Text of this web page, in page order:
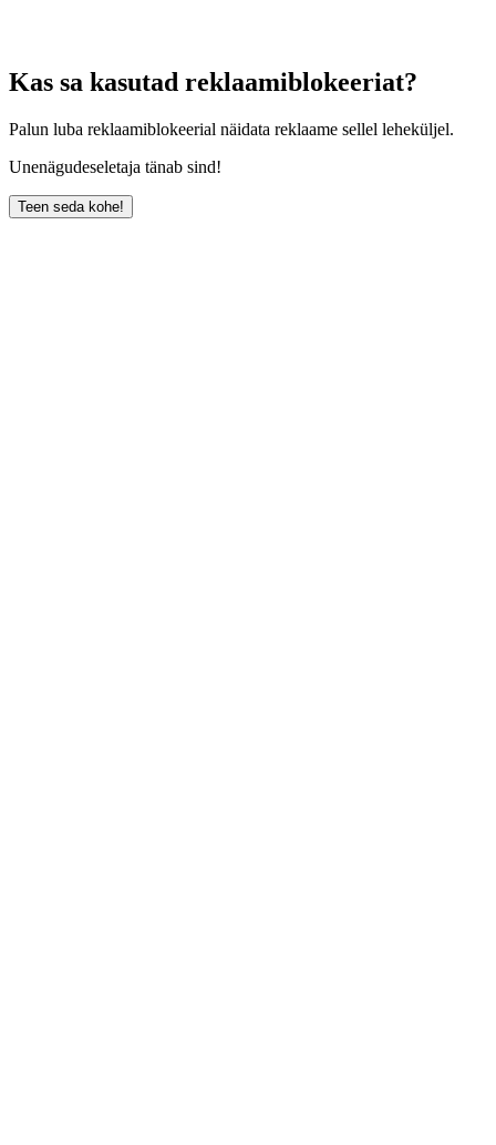
Kas sa kasutad reklaamiblokeeriat?
Palun luba reklaamiblokeerial näidata reklaame sellel leheküljel.
Unenägudeseletaja tänab sind!
Teen seda kohe!